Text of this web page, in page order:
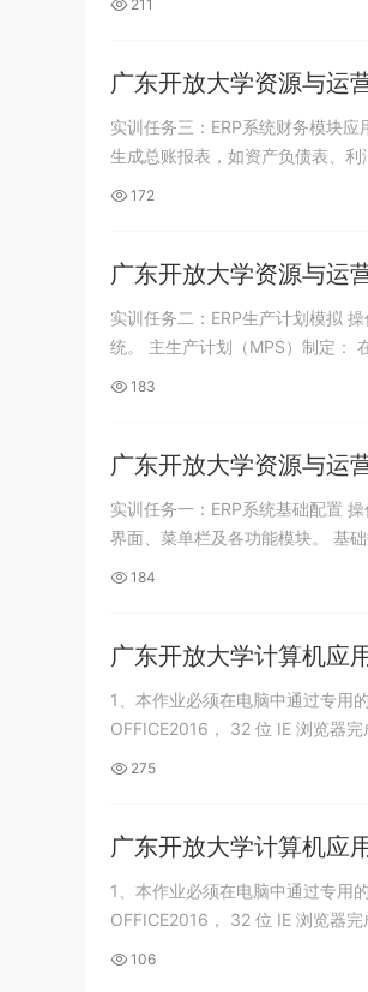
211
广东开放大学资源与运
实训任务三：ERP系统财务模块应用 操作步骤： 总账管理： 在ERP系统中，录入日常财务交易，
172
广东开放大学资源与运
实训任务二：ERP生产计划模拟 操作步骤： 需求预测： 根据历史销售数据，使用预测模型进行未来销售预
统。 主
183
广东开放大学资源与运
实训任务一：ERP系统基础配置 操作步骤： 系统登录与界面熟悉： 学生登录ERP系统（如SAP、Oracle ERP
界面、菜单栏及
184
广东开放大学计算机应
1、本作业必须在电脑中通过专用
OFFICE2016， 32 位 IE 浏览器
275
广东开放大学计算机应
1、本作业必须在电脑中通过专用
OFFICE2016， 32 位 IE 浏览器
106